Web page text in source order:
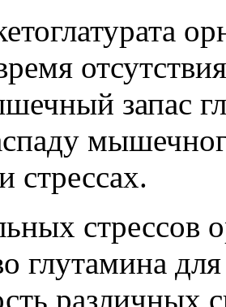
запас
стрессах.
стрессов
глутамина
различных